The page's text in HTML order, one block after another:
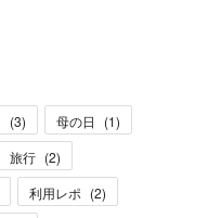
(3) 母の日 (1)
旅行 (2)
利用レポ (2)